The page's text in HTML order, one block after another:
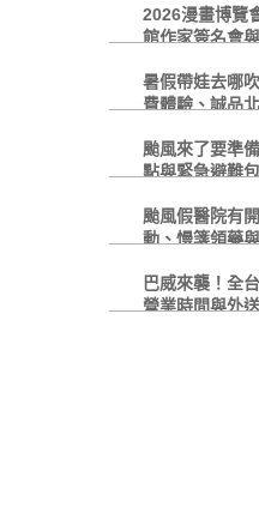
2026漫畫博覽
館作家簽名會
暑假帶娃去哪
費體驗、誠品
颱風來了要準
點與緊急避難
颱風假醫院有
動、慢箋領藥
巴威來襲！全
營業時間與外